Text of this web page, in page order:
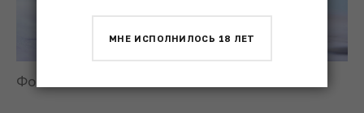
Фото: © DWI
МНЕ ИСПОЛНИЛОСЬ 18 ЛЕТ